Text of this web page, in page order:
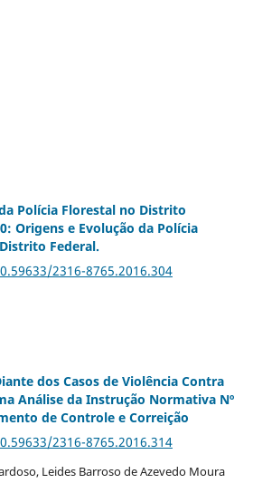
Polícia Florestal no Distrito
Origens e Evolução da Polícia
Federal.
2316-8765.2016.304
dos Casos de Violência Contra
Análise da Instrução Normativa Nº
de Controle e Correição
2316-8765.2016.314
Leides Barroso de Azevedo Moura